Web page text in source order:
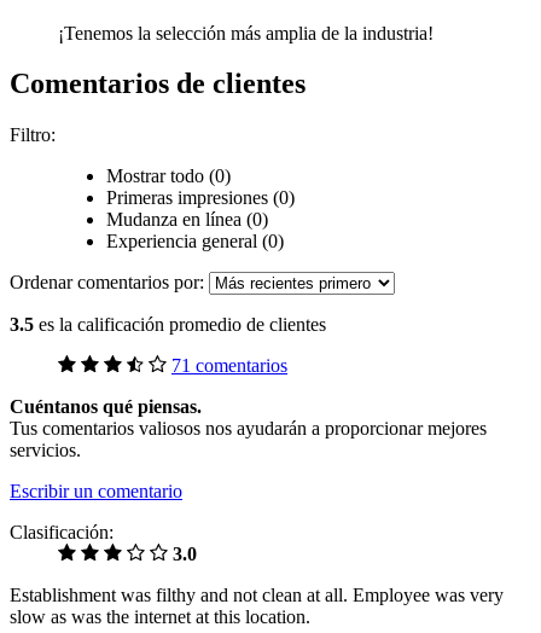
¡Tenemos la selección más amplia de la industria!
Comentarios de clientes
Filtro:
Mostrar todo (0)
Primeras impresiones (0)
Mudanza en línea (0)
Experiencia general (0)
Ordenar comentarios por:
3.5 es la calificación promedio de clientes
71 comentarios
Cuéntanos qué piensas.
Tus comentarios valiosos nos ayudarán a proporcionar mejores
servicios.
Escribir un comentario
Clasificación:
3.0
Establishment was filthy and not clean at all. Employee was very
slow as was the internet at this location.